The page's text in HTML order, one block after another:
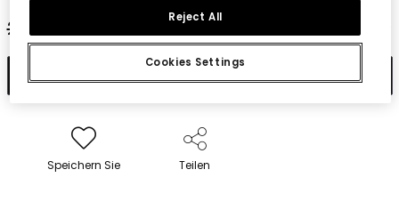
29,95 €
11,95 €
In den Warenkorb
Speichern Sie Teilen
Cookies Settings
Reject All